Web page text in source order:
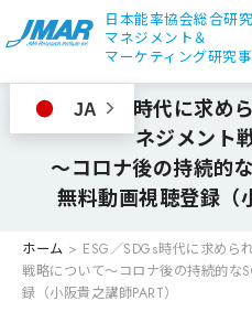
日本能率協会総合研
マネジメント＆
マーケティング研究
ESG／SDGs時代に求め
ネジメント
～コロナ後の持続的
無料動画視聴登録（
ホーム > ESG／SDGs時代に求めら
戦略について～コロナ後の持続的な
録（小阪貴之講師PART）
JA